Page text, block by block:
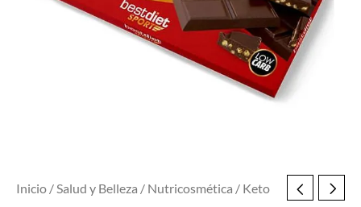
Inicio /Salud y Belleza / Nutricosmética / Keto